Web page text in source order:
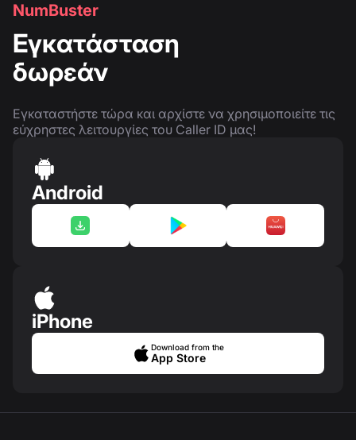
NumBuster
Εγκατάσταση
δωρεάν
Εγκαταστήστε τώρα και αρχίστε να χρησιμοποιείτε τις
εύχρηστες λειτουργίες του Caller ID μας!
Android
iPhone
Download from the
App Store